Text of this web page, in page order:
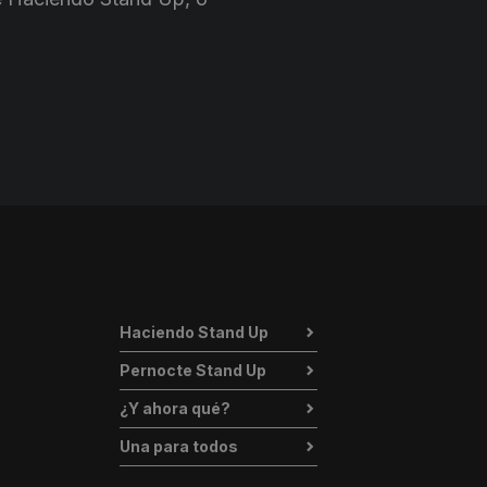
Haciendo Stand Up
Pernocte Stand Up
¿Y ahora qué?
Una para todos